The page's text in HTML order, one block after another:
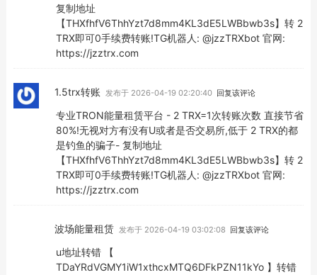
复制地址
【THXfhfV6ThhYzt7d8mm4KL3dE5LWBbwb3s】转 2
TRX即可0手续费转账!TG机器人: @jzzTRXbot 官网:
https://jzztrx.com
1.5trx转账 发布于 2026-04-19 02:20:40 回复该评论
专业TRON能量租赁平台 - 2 TRX=1次转账次数 直接节省
80%!无视对方有没有U或者是否交易所,低于 2 TRX的都
是钓鱼的骗子- 复制地址
【THXfhfV6ThhYzt7d8mm4KL3dE5LWBbwb3s】转 2
TRX即可0手续费转账!TG机器人: @jzzTRXbot 官网:
https://jzztrx.com
波场能量租赁 发布于 2026-04-19 03:02:08 回复该评论
u地址转错 【
TDaYRdVGMY1iW1xthcxMTQ6DFkPZN11kYo 】转错